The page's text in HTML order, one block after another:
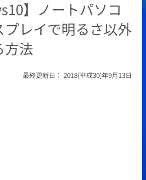
】ノートパソコ
プレイで明るさ以外
方法
最終更新日： 2018(平成30)年9月13日